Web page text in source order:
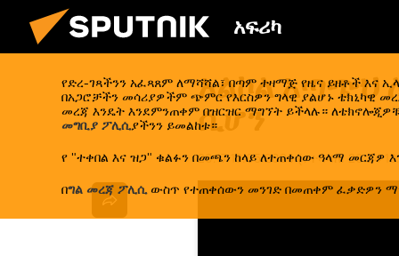
አፍሪካ
የድረ-ገጻችንን አፈጻጸም ለማሻሻል፣ በጣም ተዛማጅ የዜና ይዘቶች እና
በአጋሮቻችን መሳሪያዎችም ጭምር የእርስዎን ግላዊ ያልሆኑ ቴክኒካዊ
መረጃ እንዴት እንደምንጠቀም በዝርዝር ማግኘት ይችላሉ።
መግቢያ ፖሊሲያችንን ይመልከቱ።
የ "ተቀበል እና ዝጋ" ቁልፉን በመጫን ከላይ ለተጠቀሰው ዓላማ መርጃዎ
በግል መረጃ ፖሊሲውስጥ የተጠቀሰውን መንገድ በመጠቀም ፈቃድዎን
አልኮል አጣጭህ
ሲሆን
20:17 13.05.2026 (የተሻሻለ: 20:24